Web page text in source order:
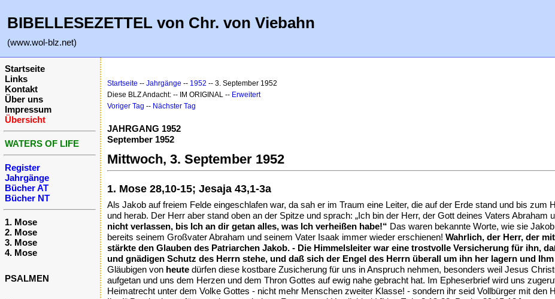
BIBELLESEZETTEL von Chr. von Viebahn
(www.wol-blz.net)
Startseite
Links
Kontakt
Über uns
Impressum
Übersicht
WATERS OF LIFE
Register
Jahrgänge
Bücher AT
Bücher NT
1. Mose
2. Mose
3. Mose
4. Mose
PSALMEN
Startseite -- Jahrgänge -- 1952 -- 3. September 1952
Diese BLZ Andacht: -- IM ORIGINAL -- Erweitert
Voriger Tag -- Nächster Tag
JAHRGANG 1952
September 1952
Mittwoch, 3. September 1952
1. Mose 28,10-15; Jesaja 43,1-3a
Als Jakob auf freiem Felde eingeschlafen war, da sah er im Traum eine Leiter, die auf der Erde stand und bis
und herab. Der Herr aber stand oben an der Spitze und sprach: „Ich bin der Herr, der Gott deines Vaters Abraham
nicht verlassen, bis Ich an dir getan alles, was Ich verheißen habe!“ Das waren bekannte Worte, wie sie
bereits seinem Großvater Abraham und seinem Vater Isaak immer wieder erschienen! Wahrlich, der Herr, der
stärkte den Glauben des Patriarchen Jakob. - Die Himmelsleiter war eine trostvolle Versicherung für ihn,
und gnädigen Schutz des Herrn stehe, und daß sich der Engel des Herrn überall um ihn her lagern und
Gläubigen von heute dürfen diese kostbare Zusicherung für uns in Anspruch nehmen, besonders weil Jesus
aufgetan und uns dem Herzen und dem Thron Gottes auf ewig nahe gebracht hat. Im Epheserbrief wird uns
Heimatrecht unter dem Volke Gottes - nicht mehr Menschen zweiter Klasse! - sondern ihr seid Vollbürger mit den